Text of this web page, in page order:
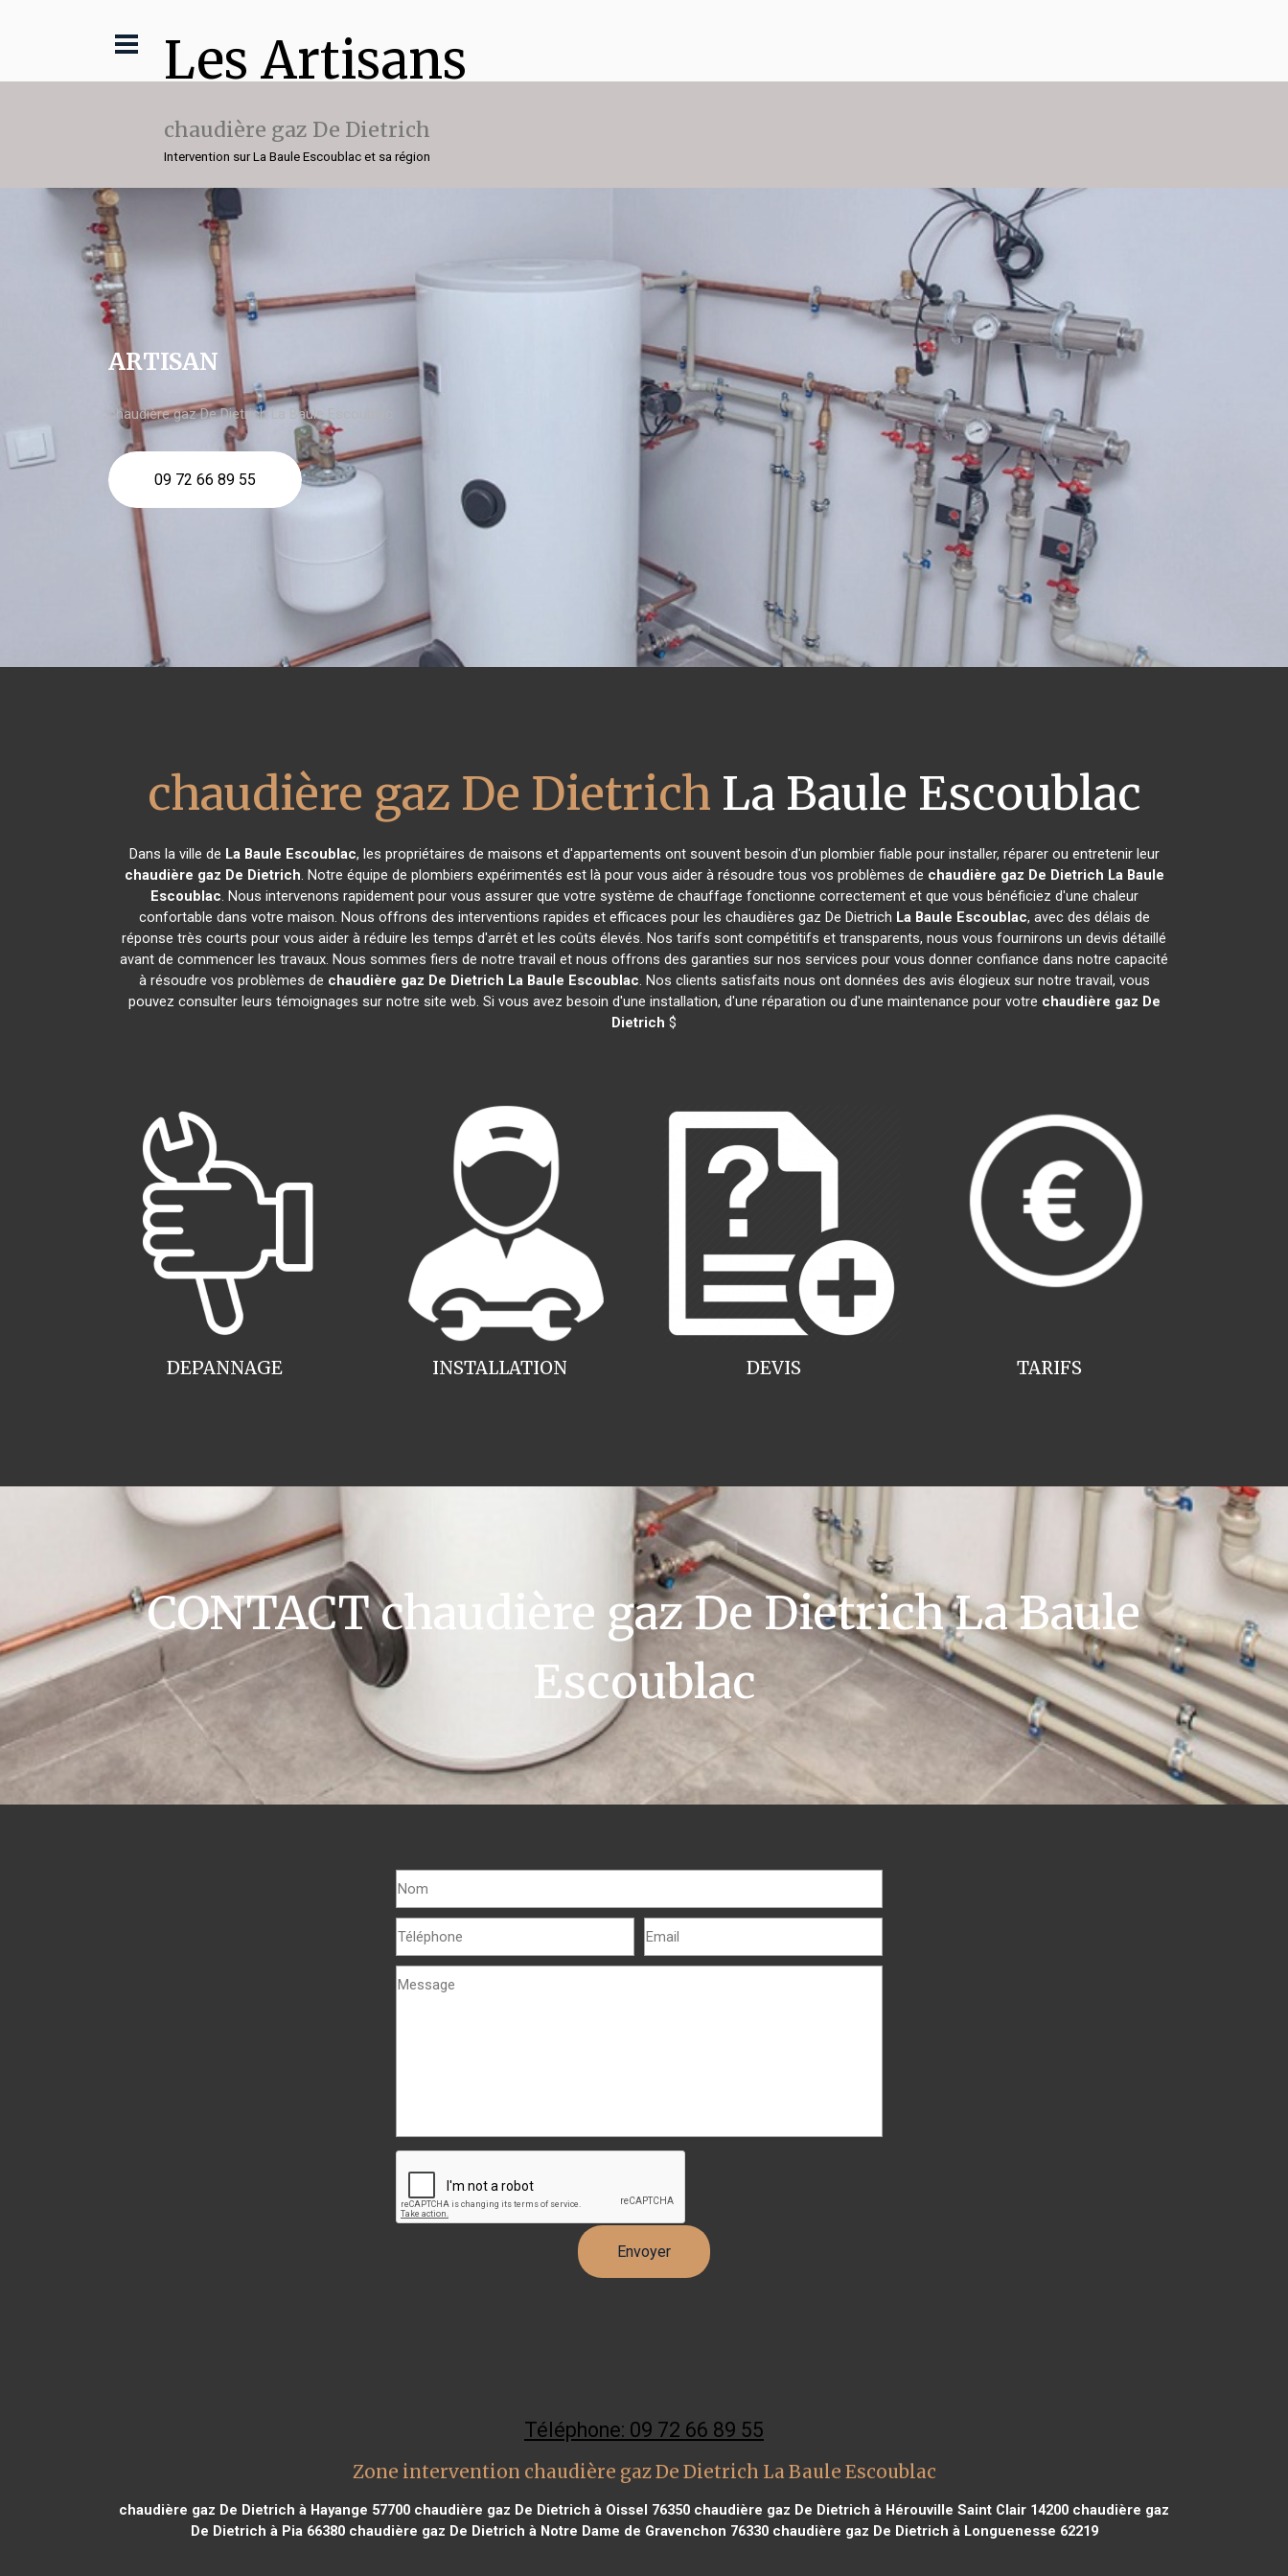
Les Artisans
chaudière gaz De Dietrich
Intervention sur La Baule Escoublac et sa région
ARTISAN
chaudière gaz De Dietrich La Baule Escoublac
09 72 66 89 55
chaudière gaz De Dietrich La Baule Escoublac
Dans la ville de La Baule Escoublac, les propriétaires de maisons et d'appartements ont souvent besoin d'un plombier fiable pour installer, réparer ou entretenir leur
chaudière gaz De Dietrich. Notre équipe de plombiers expérimentés est là pour vous aider à résoudre tous vos problèmes de chaudière gaz De Dietrich La Baule
Escoublac. Nous intervenons rapidement pour vous assurer que votre système de chauffage fonctionne correctement et que vous bénéficiez d'une chaleur
confortable dans votre maison. Nous offrons des interventions rapides et efficaces pour les chaudières gaz De Dietrich La Baule Escoublac, avec des délais de
réponse très courts pour vous aider à réduire les temps d'arrêt et les coûts élevés. Nos tarifs sont compétitifs et transparents, nous vous fournirons un devis détaillé
avant de commencer les travaux. Nous sommes fiers de notre travail et nous offrons des garanties sur nos services pour vous donner confiance dans notre capacité
à résoudre vos problèmes de chaudière gaz De Dietrich La Baule Escoublac. Nos clients satisfaits nous ont données des avis élogieux sur notre travail, vous
pouvez consulter leurs témoignages sur notre site web. Si vous avez besoin d'une installation, d'une réparation ou d'une maintenance pour votre chaudière gaz De
Dietrich $
INSTALLATION
DEPANNAGE TARIFS
DEVIS
CONTACT chaudière gaz De Dietrich La Baule
Escoublac
Téléphone: 09 72 66 89 55
Zone intervention chaudière gaz De Dietrich La Baule Escoublac
chaudière gaz De Dietrich à Hayange 57700 chaudière gaz De Dietrich à Oissel 76350 chaudière gaz De Dietrich à Hérouville Saint Clair 14200 chaudière gaz
De Dietrich à Pia 66380chaudière gaz De Dietrich à Notre Dame de Gravenchon 76330chaudière gaz De Dietrich à Longuenesse 62219